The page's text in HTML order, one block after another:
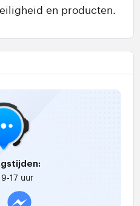
en producten.
17 uur